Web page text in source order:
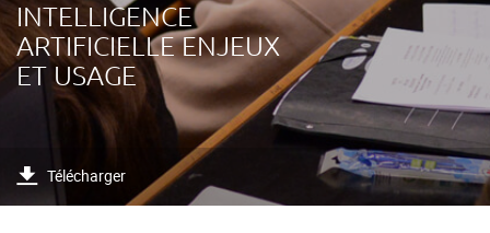
INTELLIGENCE
ARTIFICIELLE ENJEUX
ET USAGE
Télécharger